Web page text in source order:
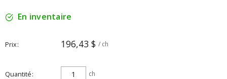
En inventaire
Prix 196,43 $ / ch
Quantité ch